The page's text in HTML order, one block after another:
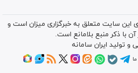
سایت متعلق به خبرگزاری میزان است و
آن با ذکر منبع بلامانع است.
و تولید ایران سامانه